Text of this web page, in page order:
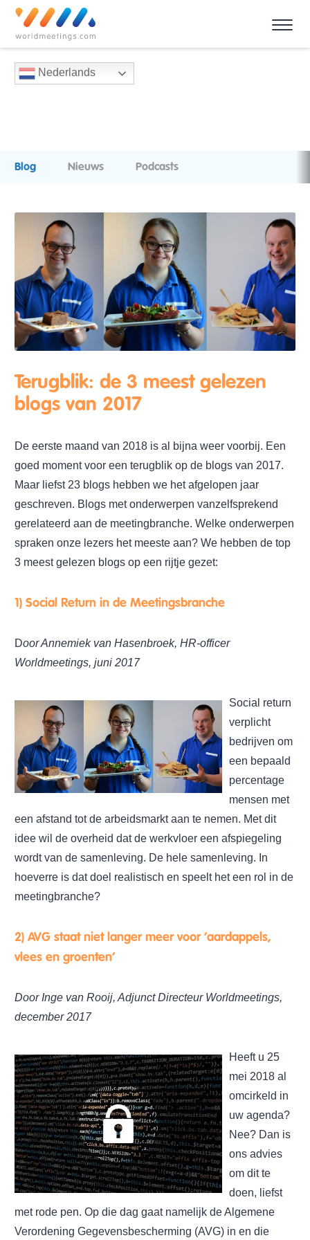
Nederlands
Blog Nieuws Podcasts
Terugblik: de 3 meest gelezen
blogs van 2017
De eerste maand van 2018 is al bijna weer voorbij. Een
goed moment voor een terugblik op de blogs van 2017.
Maar liefst 23 blogs hebben we het afgelopen jaar
geschreven. Blogs met onderwerpen vanzelfsprekend
gerelateerd aan de meetingbranche. Welke onderwerpen
spraken onze lezers het meeste aan? We hebben de top
3 meest gelezen blogs op een rijtje gezet:
1) Social Return in de Meetingsbranche
Door Annemiek van Hasenbroek, HR-officer
Worldmeetings, juni 2017
Social return
verplicht
bedrijven om
een bepaald
percentage
mensen met
een afstand tot de arbeidsmarkt aan te nemen. Met dit
idee wil de overheid dat de werkvloer een afspiegeling
wordt van de samenleving. De hele samenleving. In
hoeverre is dat doel realistisch en speelt het een rol in de
meetingbranche?
2) AVG staat niet langer meer voor ‘aardappels,
vlees en groenten’
Door Inge van Rooij, Adjunct Directeur Worldmeetings,
december 2017
Heeft u 25
mei 2018 al
omcirkeld in
uw agenda?
Nee? Dan is
ons advies
om dit te
doen, liefst
met rode pen. Op die dag gaat namelijk de Algemene
Verordening Gegevensbescherming (AVG) in en die